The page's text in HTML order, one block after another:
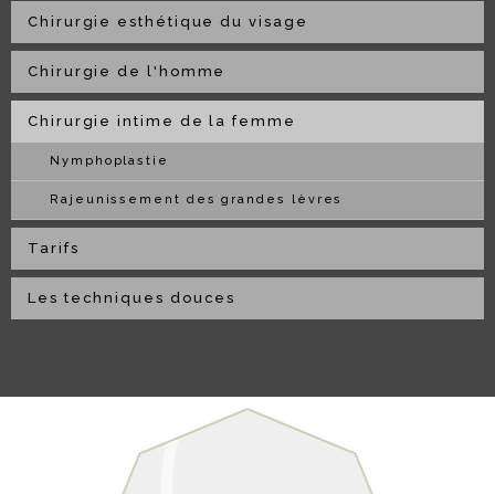
Chirurgie esthétique du visage
Chirurgie de l'homme
Chirurgie intime de la femme
Nymphoplastie
Rajeunissement des grandes lèvres
Tarifs
Les techniques douces